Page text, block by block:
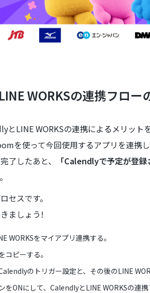
WORKSの連携フロー
とLINE WORKSの連携によるメリット
を使って今回使用するアプリを連携
了したあと、
「Calendlyで予定が登
セスです。
ましょう!
WORKSをマイアプリ連携する。
コピーする。
のトリガー設定と、その後のLINE
をONにして、CalendlyとLINE WORKSの連